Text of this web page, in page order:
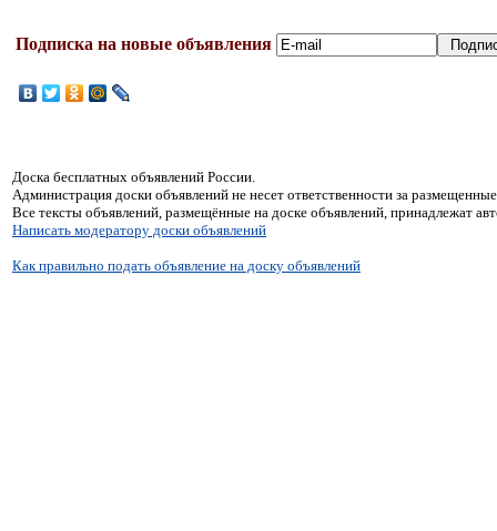
Подписка на новые объявления
Доска бесплатных объявлений России.
Администрация доски объявлений не несет ответственности за
Все тексты объявлений, размещённые на доске объявлений, принадлежат
Написать модератору доски объявлений
Как правильно подать объявление на доску объявлений